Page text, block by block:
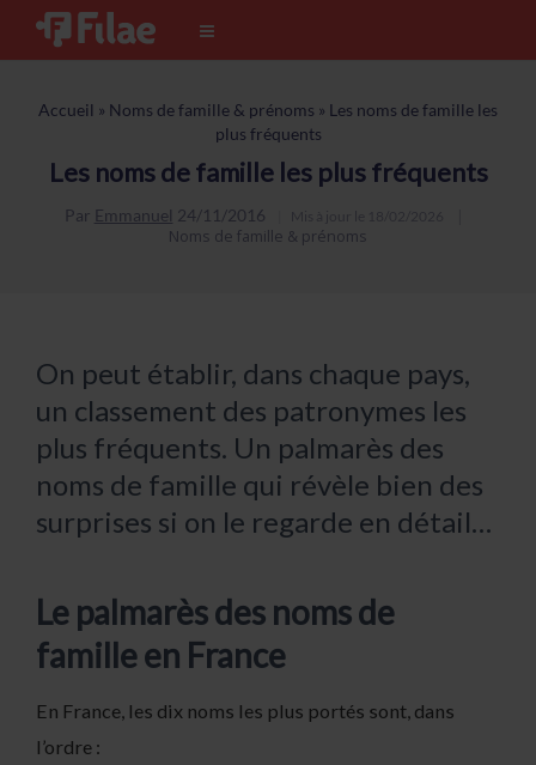
Accueil » Noms de famille & prénoms » Les noms de famille les
plus fréquents
Les noms de famille les plus fréquents
Par Emmanuel 24/11/2016
Noms de famille & prénoms
On peut établir, dans chaque pays,
un classement des patronymes les
plus fréquents. Un palmarès des
noms de famille qui révèle bien des
surprises si on le regarde en détail…
Le palmarès des noms de
famille en France
En France, les dix noms les plus portés sont, dans
l’ordre :